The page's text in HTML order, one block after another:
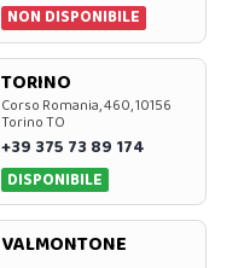
NON DISPONIBILE
TORINO
Corso Romania, 460, 10156
Torino TO
+39 375 73 89 174
DISPONIBILE
VALMONTONE